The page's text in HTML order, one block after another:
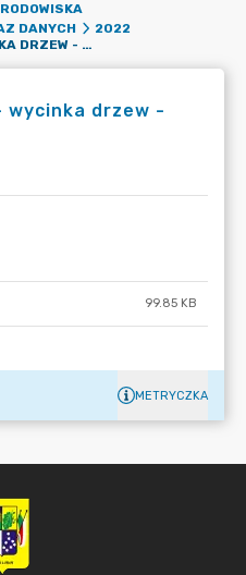
DANYCH
2022
52 - 2022 - WNIOSEK - WYCINKA DRZEW - OSOBA FIZYCZNA
wycinka drzew -
99.85 KB
METRYCZKA